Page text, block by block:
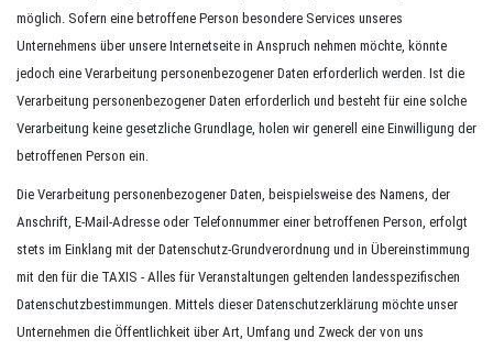
möglich. Sofern eine betroffene Person besondere Services unseres
Unternehmens über unsere Internetseite in Anspruch nehmen möchte, könnte
jedoch eine Verarbeitung personenbezogener Daten erforderlich werden. Ist die
Verarbeitung personenbezogener Daten erforderlich und besteht für eine solche
Verarbeitung keine gesetzliche Grundlage, holen wir generell eine Einwilligung der
betroffenen Person ein.
Die Verarbeitung personenbezogener Daten, beispielsweise des Namens, der
Anschrift, E-Mail-Adresse oder Telefonnummer einer betroffenen Person, erfolgt
stets im Einklang mit der Datenschutz-Grundverordnung und in Übereinstimmung
mit den für die TAXIS - Alles für Veranstaltungen geltenden landesspezifischen
Datenschutzbestimmungen. Mittels dieser Datenschutzerklärung möchte unser
Unternehmen die Öffentlichkeit über Art, Umfang und Zweck der von uns